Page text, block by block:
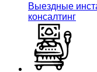
Выездные
консалтинг